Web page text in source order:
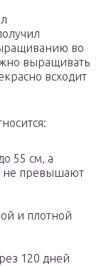
во
выращивать
всходит
55 см, а
не превышают
и плотной
120 дней